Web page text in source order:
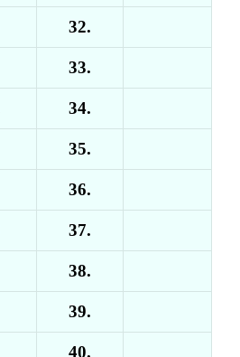
32.
33.
34.
35.
36.
37.
38.
39.
40.